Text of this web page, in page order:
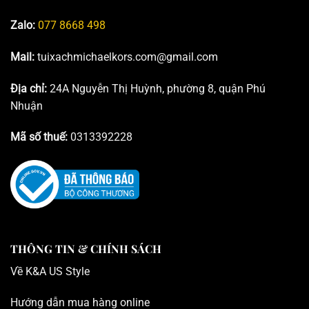
Zalo: 077 8668 498
Mail: tuixachmichaelkors.com@gmail.com
Địa chỉ: 24A Nguyễn Thị Huỳnh, phường 8, quận Phú
Nhuận
Mã số thuế: 0313392228
THÔNG TIN & CHÍNH SÁCH
Về K&A US Style
Hướng dẫn mua hàng online